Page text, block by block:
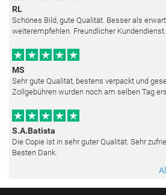
RL
Schönes Bild, gute Qualität. Besser als
weiterempfehlen. Freundlicher Kundendienst. Haben sich sehr bemüht
MS
Sehr gute Qualität, bestens verpackt und
Zollgebühren wurden noch am selben Tag
S.A.Batista
Die Copie ist in sehr guter Qualität. Sehr zufrieden. Schnelle Lieferung.
Besten Dank.